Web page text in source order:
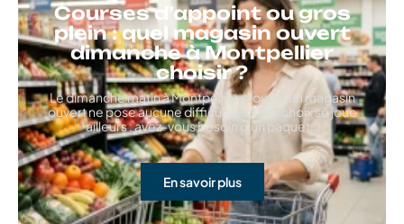
Courses d’appoint ou gros
plein : quel magasin ouvert
dimanche à Montpellier
choisir ?
Le dimanche matin à Montpellier, trouver un magasin
ouvert ne pose aucune difficulté. Le vrai choix se joue
ailleurs : avez-vous besoin d'un paquet
En savoir plus